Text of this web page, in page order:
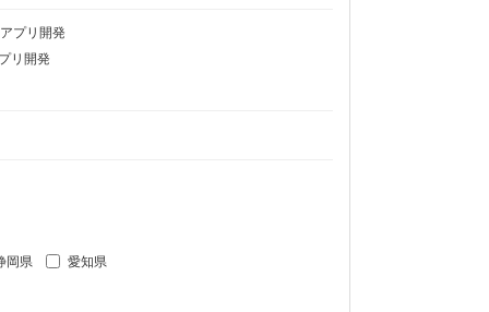
プリ開発
リ開発
岡県
愛知県